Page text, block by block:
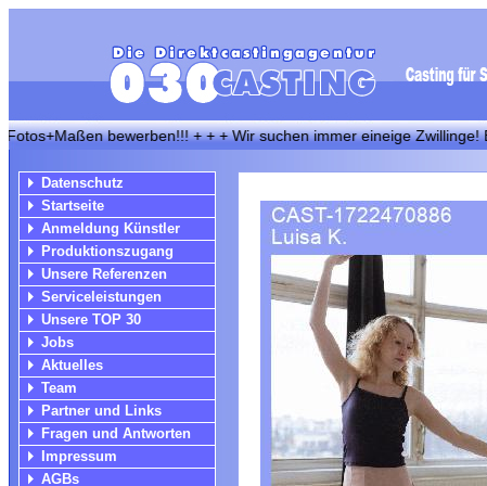
bewerben!!! + + + Wir suchen immer eineige Zwillinge!
Datenschutz
Startseite
Anmeldung Künstler
Produktionszugang
Unsere Referenzen
Serviceleistungen
Unsere TOP 30
Jobs
Aktuelles
Team
Partner und Links
Fragen und Antworten
Impressum
AGBs